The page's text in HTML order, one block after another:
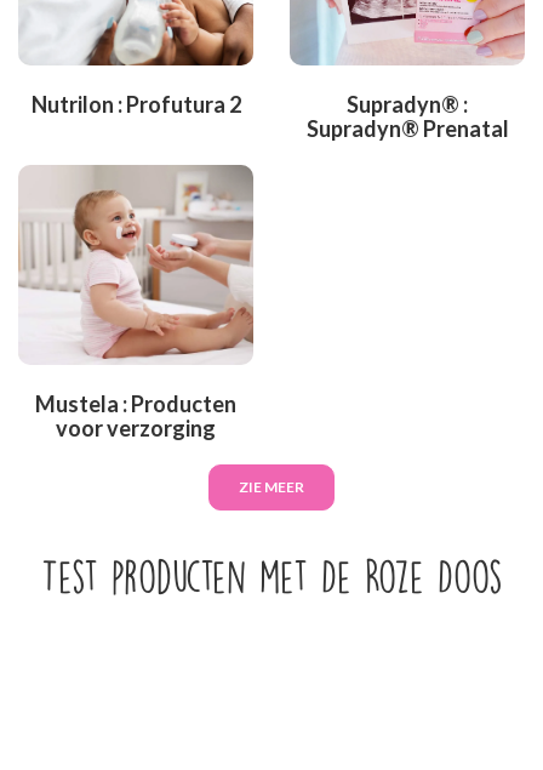
Nutrilon : Profutura 2
Supradyn® :
Supradyn® Prenatal
Mustela : Producten
voor verzorging
ZIE MEER
Test producten met De Roze Doos